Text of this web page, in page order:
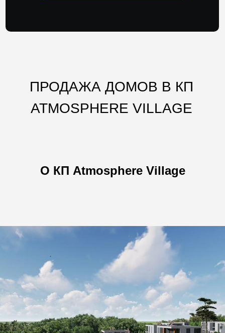
ПРОДАЖА ДОМОВ В КП
ATMOSPHERE VILLAGE
О КП Atmosphere Village